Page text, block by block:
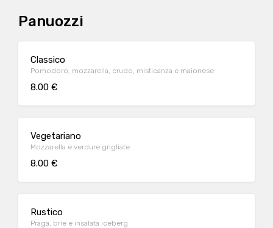
Panuozzi
Classico
Pomodoro, mozzarella, crudo, misticanza e maionese
8.00 €
Vegetariano
Mozzarella e verdure grigliate
8.00 €
Rustico
Praga, brie e insalata iceberg